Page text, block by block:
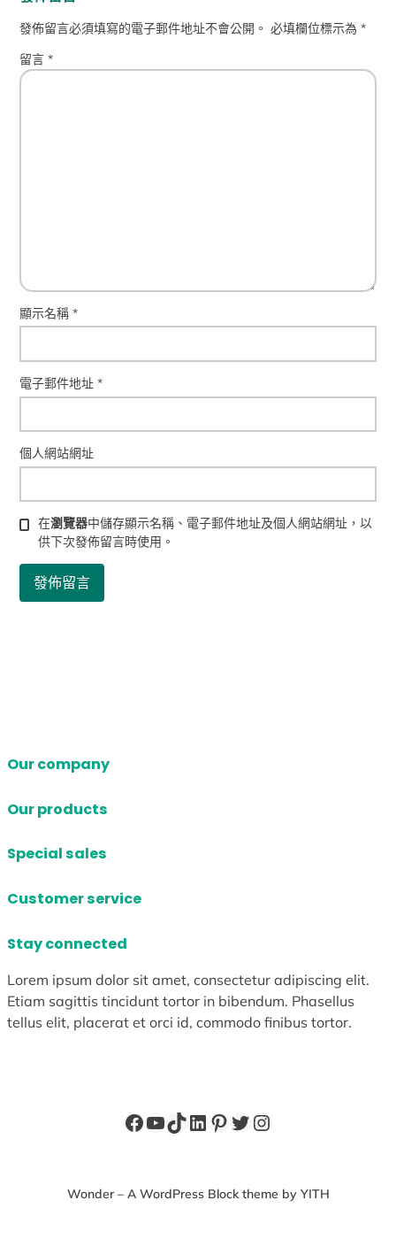
發佈留言必須填寫的電子郵件地址不會公開。 必填欄位標示為*
留言*
顯示名稱*
電子郵件地址*
個人網站網址
在瀏覽器中儲存顯示名稱、電子郵件地址及個人網站網址，以
供下次發佈留言時使用。
Our company
Our products
Special sales
Customer service
Stay connected
Lorem ipsum dolor sit amet, consectetur adipiscing elit.
Etiam sagittis tincidunt tortor in bibendum. Phasellus
tellus elit, placerat et orci id, commodo finibus tortor.
Facebook
YouTube
TikTok
LinkedIn
Pinterest
X Instagram
Wonder – A WordPress Block theme by YITH